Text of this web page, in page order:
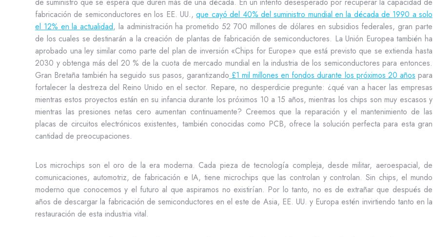
fabricación de semiconductores en los EE. UU.,que cayó del 40% del suministro mundial en la década de 1990 a solo
el 12% en la actualidad, la administración ha prometido 52 700 millones de dólares en subsidios federales, gran parte
de los cuales se destinarán a la creación de plantas de fabricación de semiconductores. La Unión Europea también ha
aprobado una ley similar como parte del plan de inversión «Chips for Europe» que está previsto que se extienda hasta
2030 y obtenga más del 20 % de la cuota de mercado mundial en la industria de los semiconductores para entonces.
Gran Bretaña también ha seguido sus pasos, garantizando £1 mil millones en fondos durante los próximos 20 años para
fortalecer la destreza del Reino Unido en el sector. Repare, no desperdicie pregunte: ¿qué van a hacer las empresas
mientras estos proyectos están en su infancia durante los próximos 10 a 15 años, mientras los chips son muy escasos y
mientras las presiones netas cero aumentan continuamente? Creemos que la reparación y el mantenimiento de las
placas de circuitos electrónicos existentes, también conocidas como PCB, ofrece la solución perfecta para esta gran
cantidad de preocupaciones.
Los microchips son el oro de la era moderna. Cada pieza de tecnología compleja, desde militar, aeroespacial, de
comunicaciones, automotriz, de fabricación e IA, tiene microchips que las controlan y controlan. Sin chips, el mundo
moderno que conocemos y el futuro al que aspiramos no existirían. Por lo tanto, no es de extrañar que después de
años de descargar la fabricación de semiconductores en el este de Asia, EE. UU. y Europa estén invirtiendo tanto en la
restauración de esta industria vital.